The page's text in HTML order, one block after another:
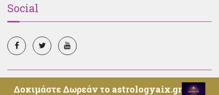
Social
© Copyright 2025, All Rights Reserved, Oroskopos.tv -
Δοκιμάστε Δωρεάν το astrologyaix.gr